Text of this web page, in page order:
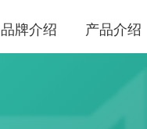
品牌介绍 产品介绍